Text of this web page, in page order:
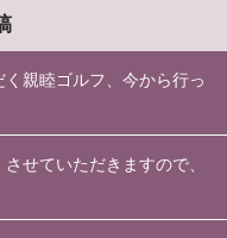
親睦ゴルフ、今から行っ
せていただきますので、